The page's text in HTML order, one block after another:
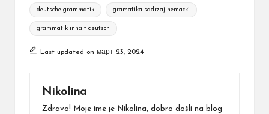
Tags:
deutsche grammatik gramatika sadrzaj nemacki
grammatik inhalt deutsch
Last updated on март 23, 2024
Nikolina
Zdravo! Moje ime je Nikolina, dobro došli na blog